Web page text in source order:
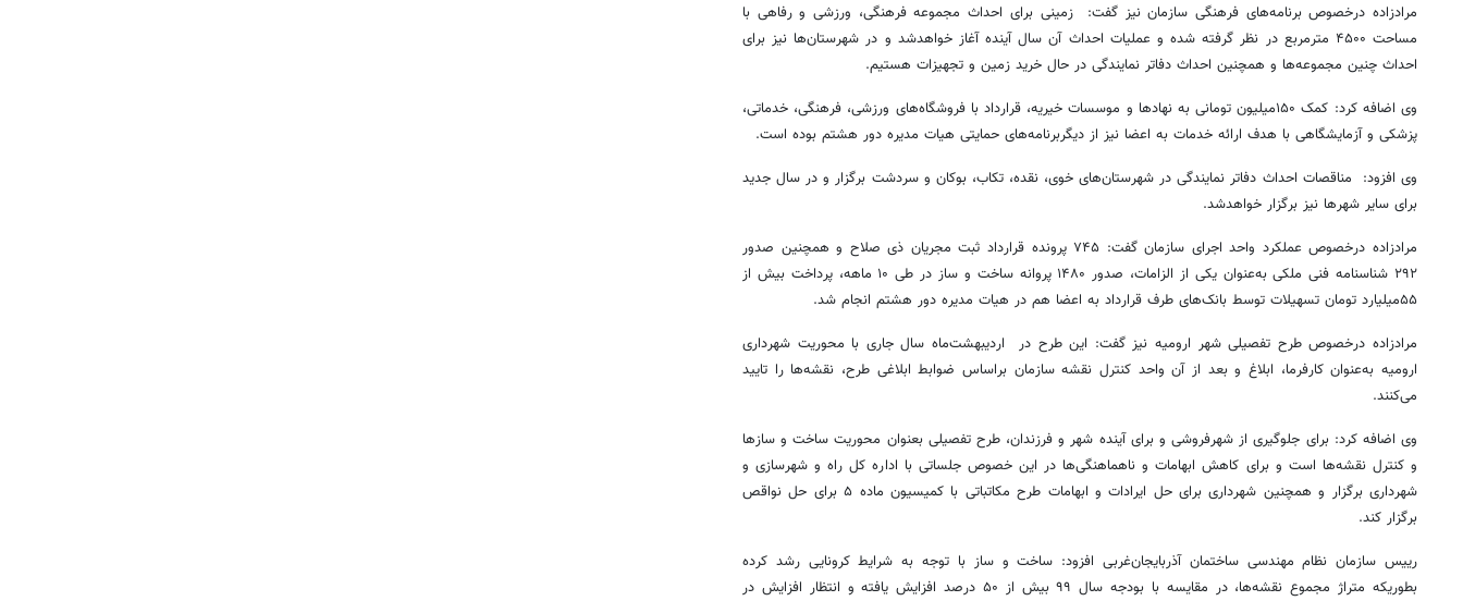
مرادزاده درخصوص برنامه‌های فرهنگی سازمان نیز گفت: زمینی برای احداث مجموعه فرهنگی، ورزشی و رفاهی با
مساحت ۴۵۰۰ مترمربع در نظر گرفته شده و عملیات احداث آن سال آینده آغاز خواهدشد و در شهرستان‌ها نیز برای
احداث چنین مجموعه‌ها و همچنین احداث دفاتر نمایندگی در حال خرید زمین و تجهیزات هستیم.
وی اضافه کرد: کمک ۱۵۰میلیون تومانی به نهادها و موسسات خیریه، قرارداد با فروشگاه‌های ورزشی، فرهنگی، خدماتی،
پزشکی و آزمایشگاهی با هدف ارائه خدمات به اعضا نیز از دیگربرنامه‌های حمایتی هیات مدیره دور هشتم بوده است.
وی افزود: مناقصات احداث دفاتر نمایندگی در شهرستان‌های خوی، نقده، تکاب، بوکان و سردشت برگزار و در سال جدید
برای سایر شهرها نیز برگزار خواهدشد.
مرادزاده درخصوص عملکرد واحد اجرای سازمان گفت: ۷۴۵ پرونده قرارداد ثبت مجریان ذی صلاح و همچنین صدور
۲۹۲ شناسنامه فنی ملکی به‌عنوان یکی از الزامات، صدور ۱۴۸۰ پروانه ساخت و ساز در طی ۱۰ ماهه، پرداخت بیش از
۵۵میلیارد تومان تسهیلات توسط بانک‌های طرف قرارداد به اعضا هم در هیات مدیره دور هشتم انجام شد.
مرادزاده درخصوص طرح تفصیلی شهر ارومیه نیز گفت: این طرح در اردیبهشت‌ماه سال جاری با محوریت شهرداری
ارومیه به‌عنوان کارفرما، ابلاغ و بعد از آن واحد کنترل نقشه سازمان براساس ضوابط ابلاغی طرح، نقشه‌ها را تایید
می‌کنند.
وی اضافه کرد: برای جلوگیری از شهرفروشی و برای آینده شهر و فرزندان، طرح تفصیلی بعنوان محوریت ساخت و سازها
و کنترل نقشه‌ها است و برای کاهش ابهامات و ناهماهنگی‌ها در این خصوص جلساتی با اداره کل راه و شهرسازی و
شهرداری برگزار و همچنین شهرداری برای حل ایرادات و ابهامات طرح مکاتباتی با کمیسیون ماده ۵ برای حل نواقص
برگزار کند.
رییس سازمان نظام مهندسی ساختمان آذربایجان‌غربی افزود: ساخت و ساز با توجه به شرایط کرونایی رشد کرده
بطوریکه متراژ مجموع نقشه‌ها، در مقایسه با بودجه سال ۹۹ بیش از ۵۰ درصد افزایش یافته و انتظار افزایش در